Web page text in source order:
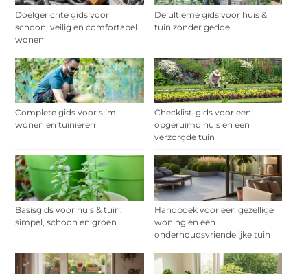
Doelgerichte gids voor
schoon, veilig en comfortabel
wonen
De ultieme gids voor huis &
tuin zonder gedoe
Complete gids voor slim
wonen en tuinieren
Checklist-gids voor een
opgeruimd huis en een
verzorgde tuin
Basisgids voor huis & tuin:
simpel, schoon en groen
Handboek voor een gezellige
woning en een
onderhoudsvriendelijke tuin